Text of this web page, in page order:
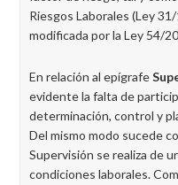
Riesgos Laborales (Ley
modificada por la Ley 54/
En relación al epígrafe
evidente la falta de
determinación, control y
Del mismo modo sucede
Supervisión se realiza de
condiciones laborales.